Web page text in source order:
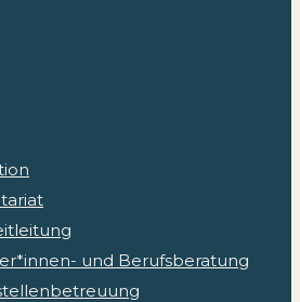
und Berufsberatung